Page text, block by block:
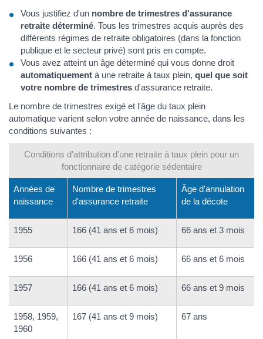
Vous justifiez d'un nombre de trimestres d'assurance
retraite déterminé. Tous les trimestres acquis auprès des
différents régimes de retraite obligatoires (dans la fonction
publique et le secteur privé) sont pris en compte.
Vous avez atteint un âge déterminé qui vous donne droit
automatiquement à une retraite à taux plein, quel que soit
votre nombre de trimestres d'assurance retraite.
Le nombre de trimestres exigé et l'âge du taux plein
automatique varient selon votre année de naissance, dans les
conditions suivantes :
Conditions d'attribution d'une retraite à taux plein pour un
fonctionnaire de catégorie sédentaire
Années de
naissance
Nombre de trimestres
d'assurance retraite
Âge d'annulation
de la décote
1955 166 (41 ans et 6 mois) 66 ans et 3 mois
1956 166 (41 ans et 6 mois) 66 ans et 6 mois
1957 166 (41 ans et 6 mois) 66 ans et 9 mois
1958, 1959,
1960
167 (41 ans et 9 mois) 67 ans